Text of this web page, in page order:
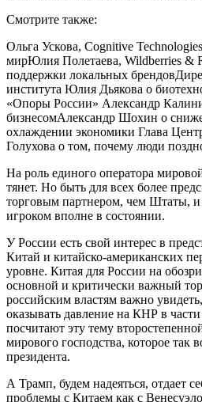
Смотрите также:
Ольга Ускова, Cognitive
мирЮлия Полетаева, Wildberries &
поддержки локальных
института Юлия Дьякова о
«Опоры России» Александр
бизнесомАлександр Шохин о
охлаждении экономики Глава
Голухова о том, почему люди
На роль единого оператора
тянет. Но быть для всех более
торговым партнером, чем Штаты,
игроком вполне в состоянии.
У России есть свой интерес в
Китай и китайско-американских
уровне. Китая для России на
основной и критически важный
российским властям важно
оказывать давление на КНР в
посчитают эту тему
мирового господства, которое так
президента.
А Трамп, будем надеяться, отдает
проблемы с Китаем как с